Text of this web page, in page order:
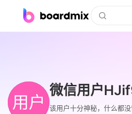
下载
会员
用户
微信用户
该用户十分神秘，什么都